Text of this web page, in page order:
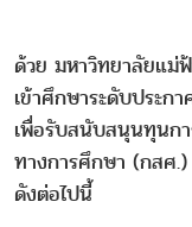
ด้วย มหาวิทยาลัยแม่
เข้าศึกษาระดับประ
เพื่อรับสนับสนุนทุนก
ทางการศึกษา (กสศ
ดังต่อไปนี้